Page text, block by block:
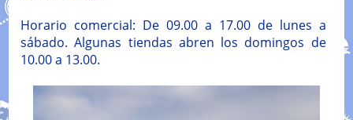
Horario comercial: De 09.00 a 17.00 de lunes a
sábado. Algunas tiendas abren los domingos de
10.00 a 13.00.